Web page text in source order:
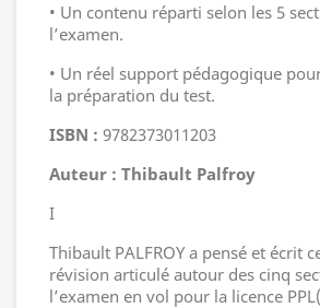
• Un contenu réparti selon les 5
l’examen.
• Un réel support pédagogique
la préparation du test.
ISBN : 9782373011203
Auteur : Thibault Palfroy
I
Thibault PALFROY a pensé et écrit
révision articulé autour des cinq
l’examen en vol pour la licence